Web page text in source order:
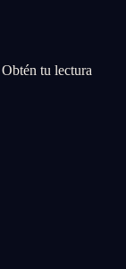
tu lectura